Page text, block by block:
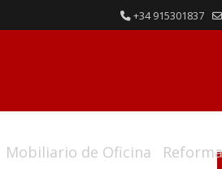
+34 915301837
Mobiliario de Oficina